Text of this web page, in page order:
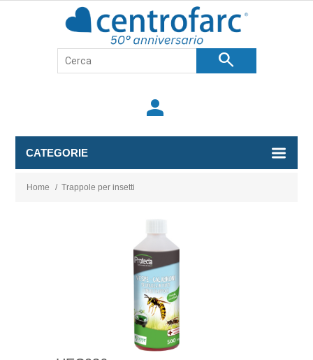
search
person
CATEGORIE
Home / Trappole per insetti